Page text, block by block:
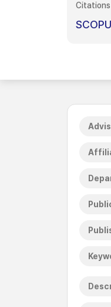
Citations